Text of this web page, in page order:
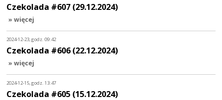
Czekolada #607 (29.12.2024)
» więcej
2024-12-23, godz. 09:42
Czekolada #606 (22.12.2024)
» więcej
2024-12-15, godz. 13:47
Czekolada #605 (15.12.2024)